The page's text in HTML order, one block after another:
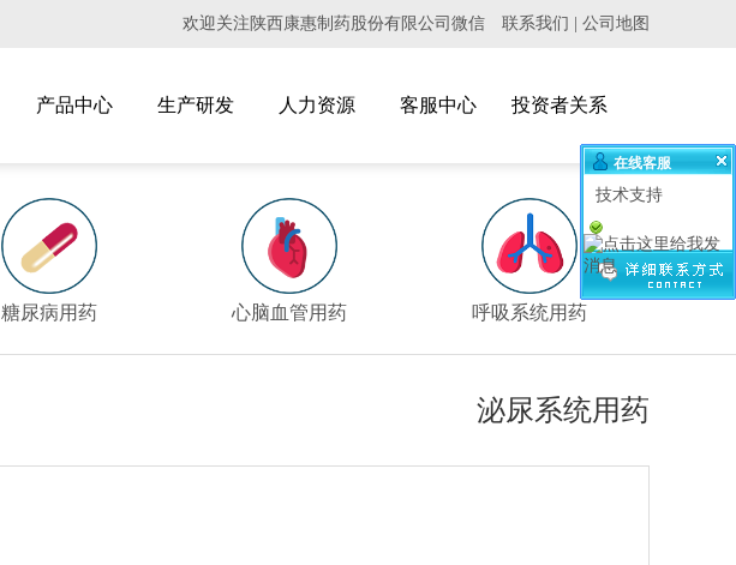
欢迎关注陕西康惠制药股份有限公司微信 联系我们 公司地图
产品中心 生产研发 人力资源 客服中心 投资者关系
糖尿病用药 心脑血管用药 呼吸系统用药
>
泌尿系统用药
在线客服
技术支持